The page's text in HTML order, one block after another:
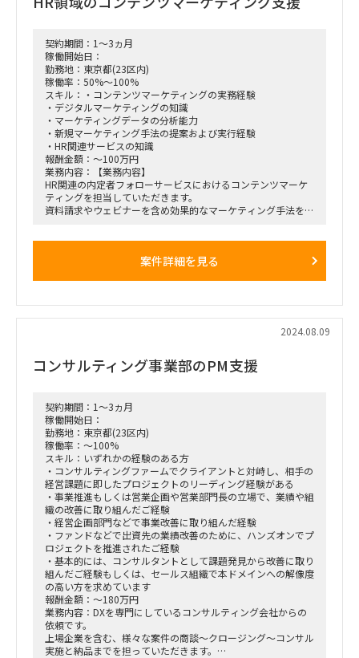
産管理、セキュリティー管理等、
スです。
②当該の自社製品は、遠隔地にいらっしゃるお客様や従業員の
デバイスと接続し、画面共有や指差し機能、遠隔操作でのサポ
ートをできる業界No.1の遠隔サポートサービスです。
③当該の自社製品は、お客様が社内で導入しているSaaSやIT
デバイスを統合的に管理できるSaaS管理サービスです。
※上記サービスが対象の製品となります。
＜業務内容＞
・トスアップのあったリードに対する各種アカウントプランニ
ング
・初回商談～受注までのフォロー（複数回の商談で受注に至り
ます）
・顧客の課題整理～ニーズヒアリング
・決裁者/担当者とのリレーション構築
インサイドセールスからトスアップのあったクオリティリード
に対しての商談の実施。
ニーズのヒアリングからご提案、ご発注いただくまでの一連の
プロセスを対応いただきます。
お客様のニーズやご状況を把握して最適なプロダクトを提案を
お願いいたします。
・ホスピタリティをもって柔軟に対応してくださる方
・コミュニケーション方法(チャット/対面)問わず、積極的に会
・AI・IoT事業に興味を持ち、会社のことを考えて業務を遂行
いただける方
契約期間：1～3ヵ月
稼働開始日：
勤務地：東京都(23区内)
稼働率：50%～100%
スキル：・コンテンツマーケティングの実務経験
・デジタルマーケティングの知識
・マーケティングデータの分析能力
・新規マーケティング手法の提案および実行経験
・HR関連サービスの知識
報酬金額：～100万円
業務内容：【業務内容】
HR関連の内定者フォローサービスにおけるコンテンツマーケ
ティングを担当していただきます。
資料請求やウェビナーを含め効果的なマーケティング手法を見
・指名検索からの流入を活用した新規手法の提案
案件詳細を見る
2024.08.09
コンサルティング事業部のPM支援
契約期間：1～3ヵ月
稼働開始日：
勤務地：東京都(23区内)
稼働率：～100%
スキル：いずれかの経験のある方
・コンサルティングファームでクライアントと対峙し、相手の
経営課題に即したプロジェクトのリーディング経験がある
・事業推進もしくは営業企画や営業部門長の立場で、業績や組
織の改善に取り組んだご経験
・経営企画部門などで事業改善に取り組んだ経験
・ファンドなどで出資先の業績改善のために、ハンズオンでプ
ロジェクトを推進されたご経験
・基本的には、コンサルタントとして課題発見から改善に取り
組んだご経験もしくは、セールス組織で本ドメインへの解像度
の高い方を求めています
報酬金額：～180万円
業務内容：DXを専門にしているコンサルティング会社からの
依頼です。
上場企業を含む、様々な案件の商談～クロージング～コンサル
実施と納品までを担っていただきます。